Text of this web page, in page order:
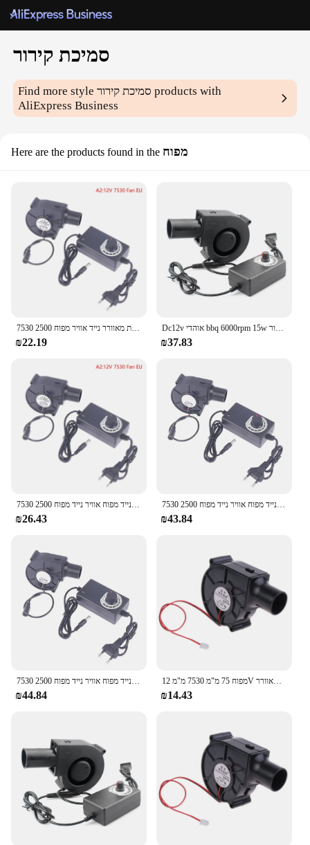
סמיכת קירור
Find more styleסמיכת קירור products with
AliExpress Business
Here are the products found in the מפוח
7530 להתכת מתכת מאוורר נייד אוויר מפוח 2500R צנטריפוגלי רדיאלי אוויר קריר מתכת מאוורר מנגל מפוח פחם קירור למעבד מאוורר
₪22.19
Dc12v אוהדי bbq 6000rpm 15w מניף מתכת עם בקר מהירות משתנה ושקע עבור פרויקטים פליטה אוורור קירור
₪37.83
7530 מריחה מתכת נייד מפוח אוויר נייד מפוח 2500r צנטריפוגלי אוויר קריר יותר מאוורר bbq
₪26.43
7530 מריחה מתכת נייד מפוח אוויר נייד מפוח 2500r צנטריפוגלי אוויר קריר מאוורר bbq
₪43.84
7530 מריחה מתכת נייד מפוח אוויר נייד מפוח 2500r צנטריפוגלי אוויר קריר מאוורר bbq
₪44.84
מפוח 75 מ"מ 7530 מ"מ 12V מתכת מאוורר מתכת מאוורר BBQ מאוורר 27 מ"מ צינור אוויר לירוק EGG J6PC
₪14.43